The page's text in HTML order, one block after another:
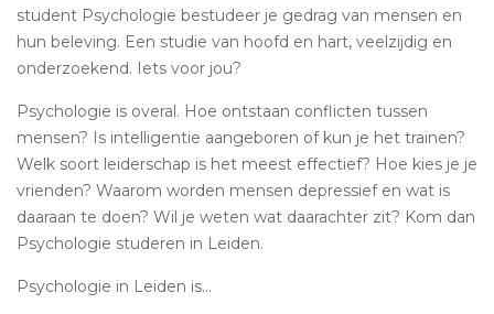
student Psychologie bestudeer je gedrag van mensen en
hun beleving. Een studie van hoofd en hart, veelzijdig en
onderzoekend. Iets voor jou?
Psychologie is overal. Hoe ontstaan conflicten tussen
mensen? Is intelligentie aangeboren of kun je het trainen?
Welk soort leiderschap is het meest effectief? Hoe kies je je
vrienden? Waarom worden mensen depressief en wat is
daaraan te doen? Wil je weten wat daarachter zit? Kom dan
Psychologie studeren in Leiden.
Psychologie in Leiden is...